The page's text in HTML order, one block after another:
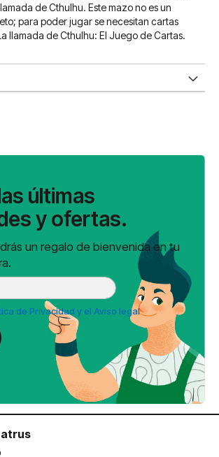
de Cthulhu. Este mazo no es un
para poder jugar se necesitan cartas
llamada de Cthulhu: El Juego de Cartas.
últimas
y ofertas.
un regalo de bienvenida en tu
de Privacidad y el Aviso legal